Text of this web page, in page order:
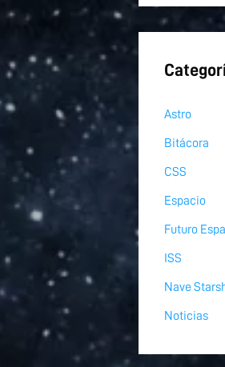
Astro
Bitácora
CSS
Espacio
Futuro
ISS
Nave
Noticias